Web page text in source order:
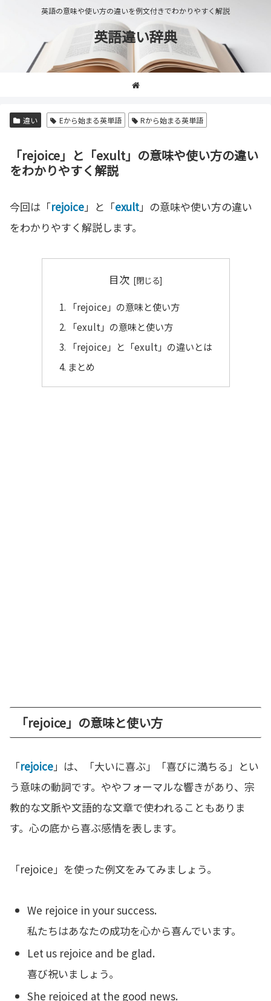
英語の意味や使い方の違いを例文付きでわかりやすく解説
英語違い辞典
違い Eから始まる英単語 Rから始まる英単語
「rejoice」と「exult」の意味や使い方の違い
をわかりやすく解説
今回は「rejoice」と「exult」の意味や使い方の違い
をわかりやすく解説します。
目次
「rejoice」の意味と使い方
「exult」の意味と使い方
「rejoice」と「exult」の違いとは
まとめ
「rejoice」の意味と使い方
「rejoice」は、「大いに喜ぶ」「喜びに満ちる」とい
う意味の動詞です。ややフォーマルな響きがあり、宗
教的な文脈や文語的な文章で使われることもありま
す。心の底から喜ぶ感情を表します。
「rejoice」を使った例文をみてみましょう。
We rejoice in your success.
私たちはあなたの成功を心から喜んでいます。
Let us rejoice and be glad.
喜び祝いましょう。
She rejoiced at the good news.